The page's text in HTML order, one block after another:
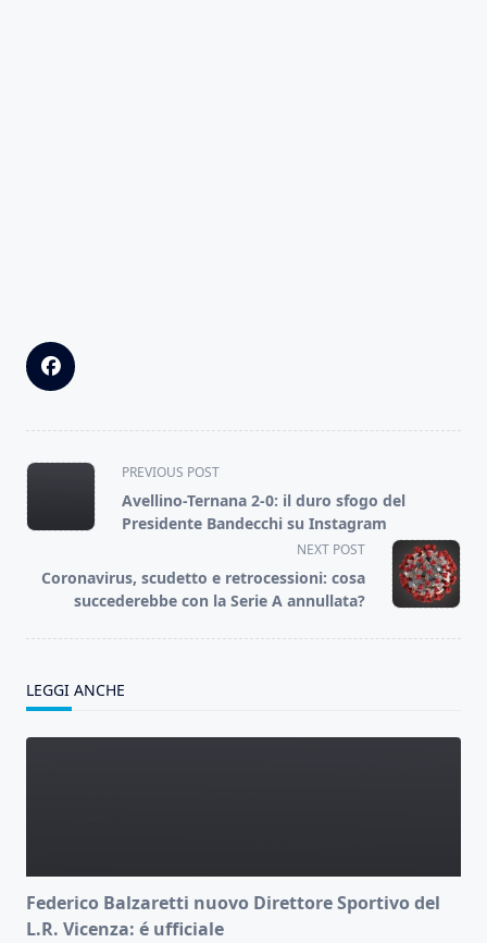
<span
class="nav-
subtitle
reader-
text">Page</span>
PREVIOUS POST
Avellino-Ternana 2-0: il duro sfogo del
Presidente Bandecchi su Instagram
NEXT POST
Coronavirus, scudetto e retrocessioni: cosa
succederebbe con la Serie A annullata?
LEGGI ANCHE
Federico Balzaretti nuovo Direttore Sportivo del
L.R. Vicenza: é ufficiale